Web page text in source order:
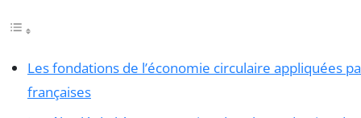
Les fondations de l’économie circulaire appliquées
françaises